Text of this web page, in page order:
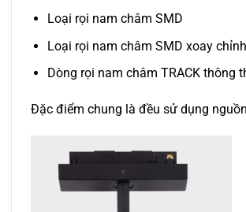
Loại rọi nam châm SMD
Loại rọi nam châm SMD xoay chỉnh
Dòng rọi nam châm TRACK thông
Đặc điểm chung là đều sử dụng